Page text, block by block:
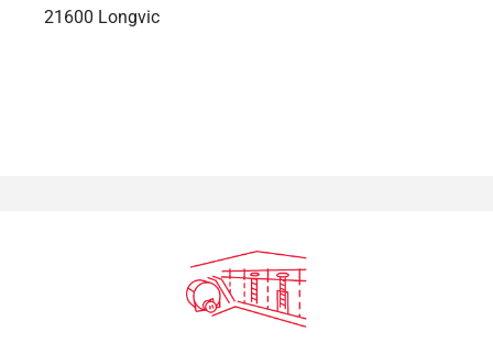
21600 Longvic